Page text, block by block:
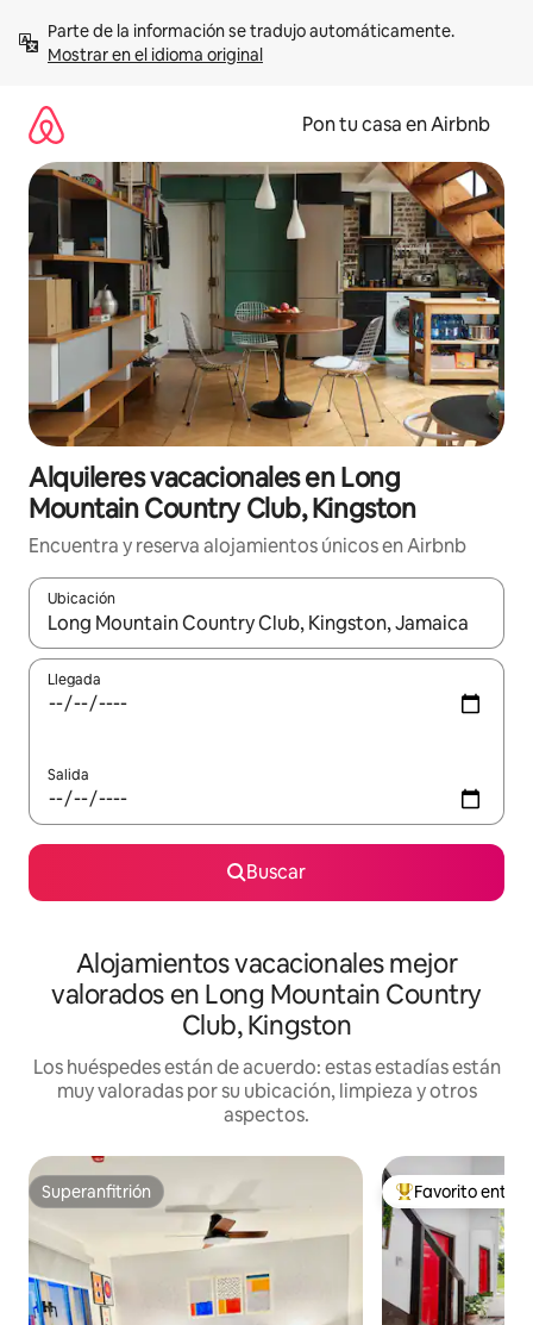
contenidoMostrar en el idioma original
Pon tu casa en Airbnb
Alquileres vacacionales en Long
Mountain Country Club, Kingston
Encuentra y reserva alojamientos únicos en Airbnb
Ubicación
Cuando los resultados estén disponibles, navega con las
Llegada
Salida
Buscar
Alojamientos vacacionales mejor
valorados en Long Mountain Country
Club, Kingston
Los huéspedes están de acuerdo: estas estadías están
muy valoradas por su ubicación, limpieza y otros
aspectos.
Superanfitrión
Superanfitrión Favorito entre
Favorito entre